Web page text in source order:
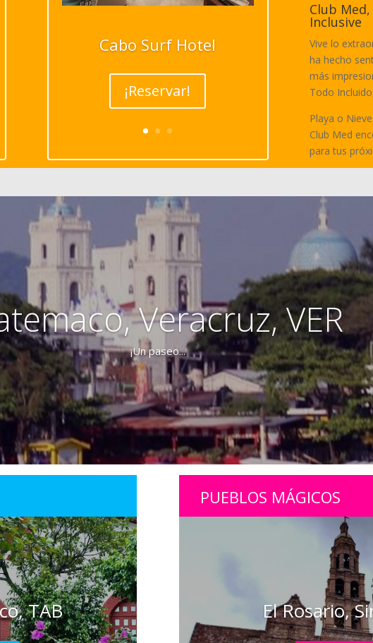
Cabo Surf Hotel
¡Reservar!
Club
Inclusive
Vive lo
ha hecho
más
Todo
Playa o
Club Med
para tus
Veracruz, VER
¡Un paseo...
TAB
PUEBLOS MÁGICOS
El Rosario,